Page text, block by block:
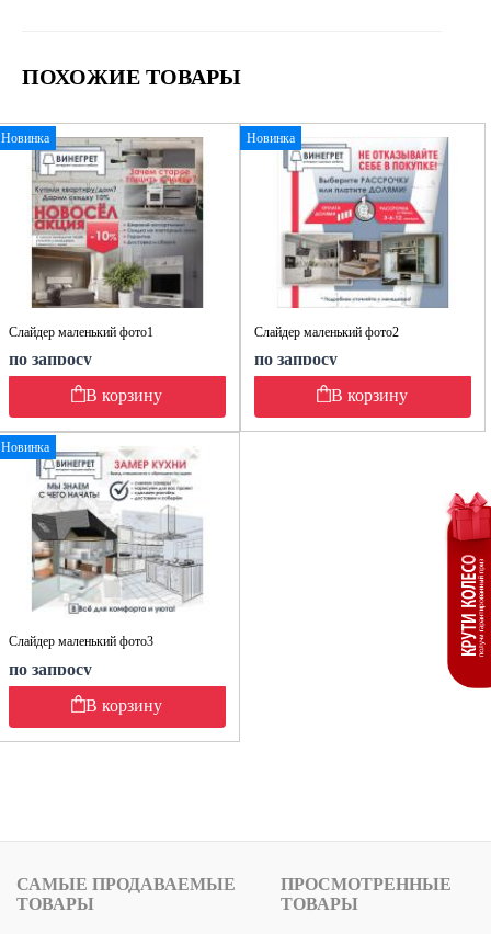
ПОХОЖИЕ ТОВАРЫ
Новинка
Слайдер маленький фото1
по запросу
В корзину
Новинка
Слайдер маленький фото2
по запросу
В корзину
Новинка
Слайдер маленький фото3
по запросу
В корзину
САМЫЕ ПРОДАВАЕМЫЕ
ТОВАРЫ
ПРОСМОТРЕННЫЕ
ТОВАРЫ